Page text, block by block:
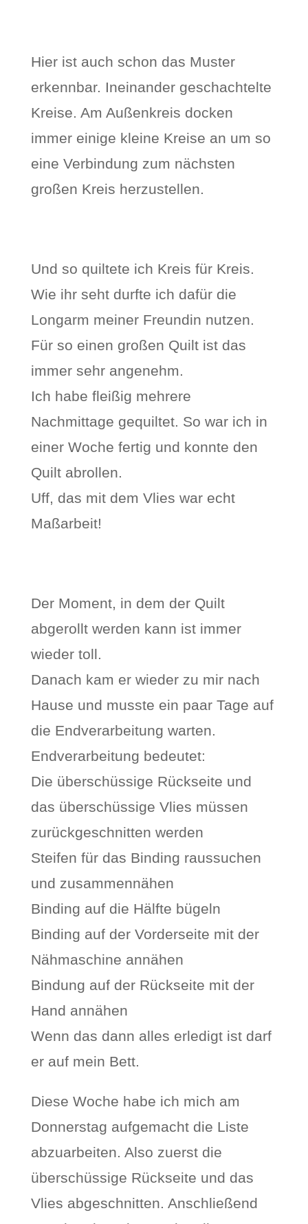
Hier ist auch schon das Muster
erkennbar. Ineinander geschachtelte
Kreise. Am Außenkreis docken
immer einige kleine Kreise an um so
eine Verbindung zum nächsten
großen Kreis herzustellen.
Und so quiltete ich Kreis für Kreis.
Wie ihr seht durfte ich dafür die
Longarm meiner Freundin nutzen.
Für so einen großen Quilt ist das
immer sehr angenehm.
Ich habe fleißig mehrere
Nachmittage gequiltet. So war ich in
einer Woche fertig und konnte den
Quilt abrollen.
Uff, das mit dem Vlies war echt
Maßarbeit!
Der Moment, in dem der Quilt
abgerollt werden kann ist immer
wieder toll.
Danach kam er wieder zu mir nach
Hause und musste ein paar Tage auf
die Endverarbeitung warten.
Endverarbeitung bedeutet:
Die überschüssige Rückseite und
das überschüssige Vlies müssen
zurückgeschnitten werden
Steifen für das Binding raussuchen
und zusammennähen
Binding auf die Hälfte bügeln
Binding auf der Vorderseite mit der
Nähmaschine annähen
Bindung auf der Rückseite mit der
Hand annähen
Wenn das dann alles erledigt ist darf
er auf mein Bett.
Diese Woche habe ich mich am
Donnerstag aufgemacht die Liste
abzuarbeiten. Also zuerst die
überschüssige Rückseite und das
Vlies abgeschnitten. Anschließend